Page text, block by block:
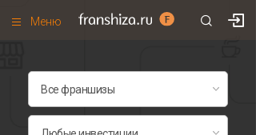
Меню
Франшизы по категориям